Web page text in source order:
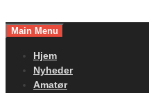
toMain Menu
Hjem
Nyheder
Amatør